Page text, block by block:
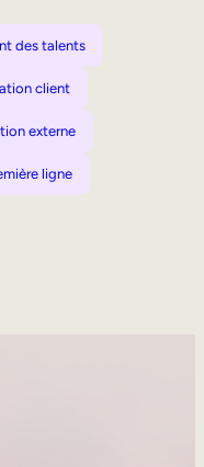
des talents
client
externe
ligne